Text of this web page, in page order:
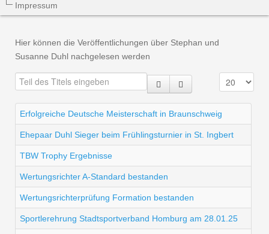
Impressum
Hier können die Veröffentlichungen über Stephan und
Susanne Duhl nachgelesen werden
Erfolgreiche Deutsche Meisterschaft in Braunschweig
Ehepaar Duhl Sieger beim Frühlingsturnier in St. Ingbert
TBW Trophy Ergebnisse
Wertungsrichter A-Standard bestanden
Wertungsrichterprüfung Formation bestanden
Sportlerehrung Stadtsportverband Homburg am 28.01.25